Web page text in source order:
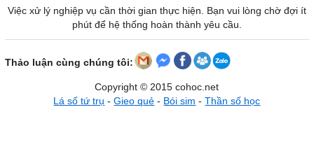
Việc xử lý nghiệp vụ cần thời gian thực hiện. Bạn vui lòng chờ đợi ít
phút để hệ thống hoàn thành yêu cầu.
Thảo luận cùng chúng tôi:
Copyright © 2015 cohoc.net
Lá số tứ trụ -Gieo quẻ - Bói sim -Thần số học